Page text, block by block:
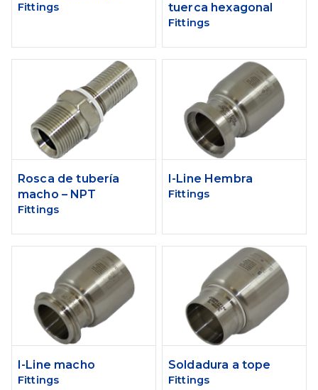
Fittings
tuerca hexagonal
Fittings
Rosca de tubería
macho – NPT
Fittings
I-Line Hembra
Fittings
I-Line macho
Fittings
Soldadura a tope
Fittings